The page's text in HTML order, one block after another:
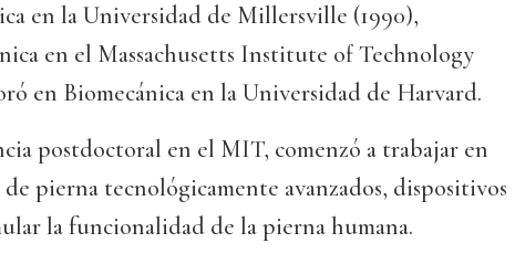
en la Universidad de Millersville (1990),
en el Massachusetts Institute of Technology
en Biomecánica en la Universidad de Harvard.
postdoctoral en el MIT, comenzó a trabajar en
pierna tecnológicamente avanzados, dispositivos
la funcionalidad de la pierna humana.